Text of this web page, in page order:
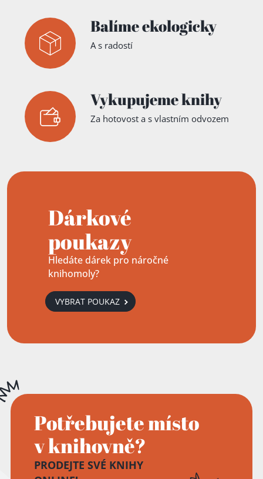
Balíme ekologicky
A s radostí
Vykupujeme knihy
Za hotovost a s vlastním odvozem
Dárkové
poukazy
Hledáte dárek pro náročné
knihomoly?
VYBRAT POUKAZ
Potřebujete místo
v knihovně?
PRODEJTE SVÉ KNIHY